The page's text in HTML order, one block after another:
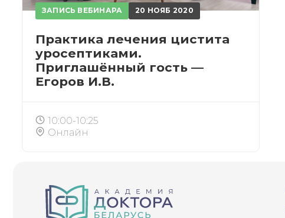
ЗАПИСЬ ВЕБИНАРА 20 НОЯБ 2020
Практика лечения цистита
уросептиками.
Приглашённый гость —
Егоров И.В.
10:00-10:25
Онлайн